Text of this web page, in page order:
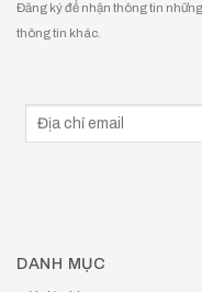
Đăng ký để nhận thông tin
thông tin khác.
DANH MỤC